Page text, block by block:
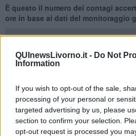
QUInewsLivorno.it - Do Not
Information
If you wish to opt-out of the sale,
processing of your personal or
targeted advertising by us, please
section to confirm your selection.
opt-out request is processed you
È questo il numero dei contagi
ore in base ai dati del monitoraggio
ore sono stati individuati86 nuovi casi
anche una vittima.
Questa la distribuzione delle positività
provincia di Livorno: